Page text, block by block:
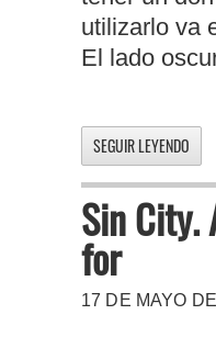
utilizarlo va
El lado
SEGUIR LEYENDO
Sin City.
for
17 DE MAYO